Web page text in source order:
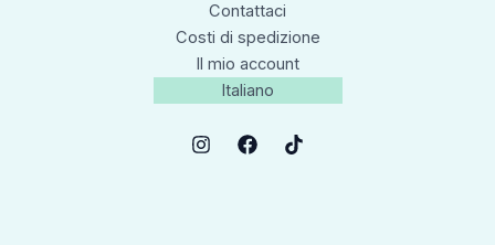
Contattaci
Costi di spedizione
Il mio account
Italiano